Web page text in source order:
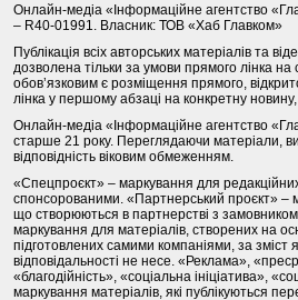
Онлайн-медіа «Інформаційне агентство
– R40-01991. Власник: ТОВ «Хаб Главком»
Публікація всіх авторських матеріалів та
дозволена тільки за умови прямого лінка
обов’язковим є розміщення прямого,
лінка у першому абзаці на конкретну
Онлайн-медіа «Інформаційне агентство
старше 21 року. Переглядаючи матеріали,
відповідність віковим обмеженням.
«Спецпроєкт» – маркування для редакційних
спонсорованими. «Партнерський проєкт» –
що створюються в партнерстві з
маркування для матеріалів, створених на
підготовлених самими компаніями, за зміст
відповідальності не несе. «Реклама»,
«благодійність», «соціальна ініціатива»,
маркування матеріалів, які публікуються